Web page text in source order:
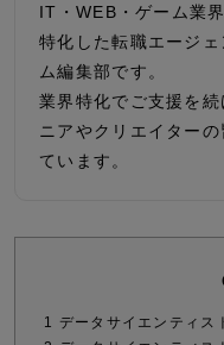
IT・WEB・ゲーム業
特化した転職エージ
ム編集部です。
業界特化でご支援を
ニアやクリエイター
ています。
1 データサイエンティス